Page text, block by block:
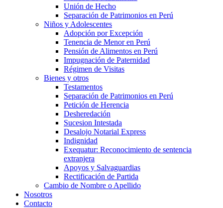
Unión de Hecho
Separación de Patrimonios en Perú
Niños y Adolescentes
Adopción por Excepción
Tenencia de Menor en Perú
Pensión de Alimentos en Perú
Impugnación de Paternidad
Régimen de Visitas
Bienes y otros
Testamentos
Separación de Patrimonios en Perú
Petición de Herencia
Desheredación
Sucesion Intestada
Desalojo Notarial Express
Indignidad
Exequatur: Reconocimiento de sentencia
extranjera
Apoyos y Salvaguardias
Rectificación de Partida
Cambio de Nombre o Apellido
Nosotros
Contacto